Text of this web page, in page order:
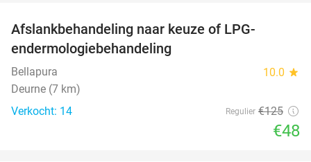
Afslankbehandeling naar keuze of LPG-
endermologiebehandeling
Bellapura 10.0 star
Deurne (7 km)
Verkocht: 14
Regulier €125
€48